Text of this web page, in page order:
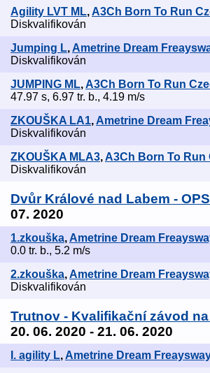
Agility LVT ML,A3Ch Born To Run
Diskvalifikován
Jumping L, Ametrine Dream
Diskvalifikován
JUMPING ML,A3Ch Born To Run
47.97 s, 6.97 tr. b., 4.19 m/s
ZKOUŠKA LA1, Ametrine Dream
Diskvalifikován
ZKOUŠKA MLA3,A3Ch Born To Run
Diskvalifikován
Dvůr Králové nad Labem -
07. 2020
1.zkouška, Ametrine Dream
0.0 tr. b., 5.2 m/s
2.zkouška,Ametrine Dream
Diskvalifikován
Trutnov - Kvalifikační závod
20. 06. 2020 - 21. 06. 2020
I. agility L, Ametrine Dream